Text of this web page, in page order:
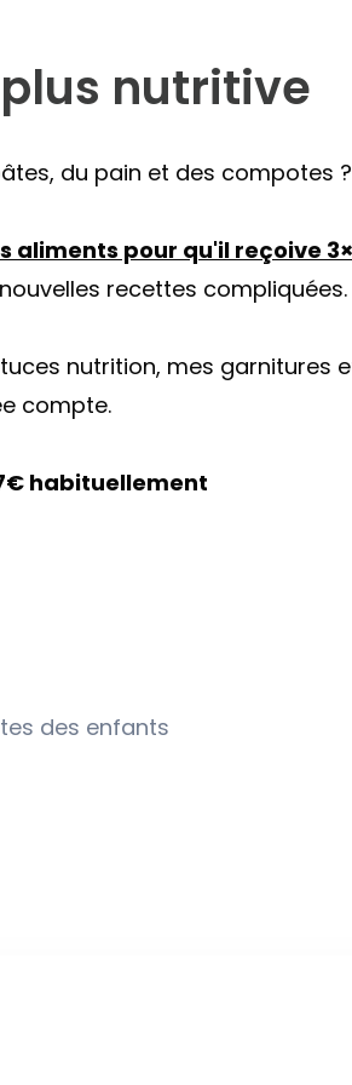
nutritive
du pain et des compotes ?
aliments pour qu'il reçoive
recettes compliquées.
nutrition, mes
compte.
habituellement
des enfants